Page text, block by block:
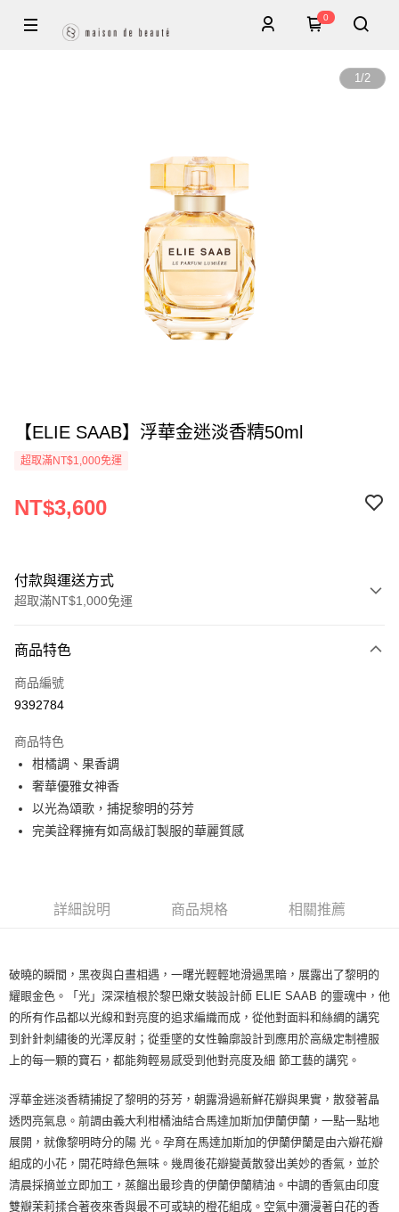
0
1/2
【ELIE SAAB】浮華金迷淡香精50ml
超取滿NT$1,000免運
NT$3,600
付款與運送方式
超取滿NT$1,000免運
信用卡一次付款
ATM付款
運送方式
付款後全家取貨
每筆NT$80，滿NT$1,000(含以上)免運費
付款後萊爾富取貨
每筆NT$80，滿NT$1,000(含以上)免運費
商品特色
商品編號
9392784
商品特色
柑橘調、果香調
奢華優雅女神香
以光為頌歌，捕捉黎明的芬芳
完美詮釋擁有如高級訂製服的華麗質感
詳細說明 商品規格 相關推薦
破曉的瞬間，黑夜與白晝相遇，一曙光輕輕地滑過黑暗，展露出了黎明的
耀眼金色。「光」深深植根於黎巴嫩女裝設計師 ELIE SAAB 的靈魂中，他
的所有作品都以光線和對亮度的追求編織而成，從他對面料和絲綢的講究
到針針刺繡後的光澤反射；從垂墜的女性輪廓設計到應用於高級定制禮服
上的每一顆的寶石，都能夠輕易感受到他對亮度及細 節工藝的講究。
浮華金迷淡香精捕捉了黎明的芬芳，朝露滑過新鮮花瓣與果實，散發著晶
透閃亮氣息。前調由義大利柑橘油結合馬達加斯加伊蘭伊蘭，一點一點地
展開，就像黎明時分的陽 光。孕育在馬達加斯加的伊蘭伊蘭是由六瓣花瓣
組成的小花，開花時綠色無味。幾周後花瓣變黃散發出美妙的香氣，並於
清晨採摘並立即加工，蒸餾出最珍貴的伊蘭伊蘭精油。中調的香氣由印度
雙瓣茉莉揉合著夜來香與最不可或缺的橙花組成。空氣中瀰漫著白花的香